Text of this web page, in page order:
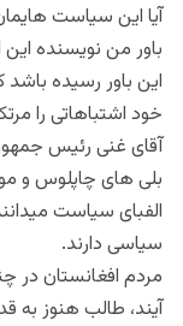
آیا این سیاست
باور من نویسنده
این باور رسیده
خود اشتباهاتی را
آقای غنی رئیس
بلی های چاپلوس و
الفبای سیاست
سیاسی دارند.
مردم افغانستان
آیند، طالب هنوز به